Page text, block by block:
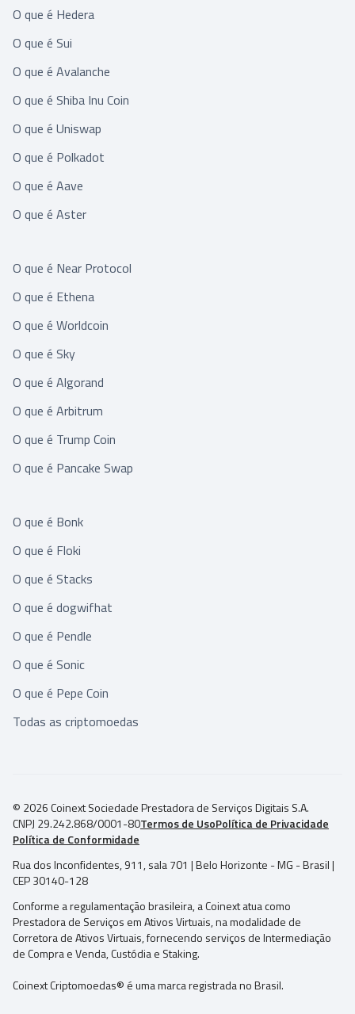
O que é Hedera
O que é Sui
O que é Avalanche
O que é Shiba Inu Coin
O que é Uniswap
O que é Polkadot
O que é Aave
O que é Aster
O que é Near Protocol
O que é Ethena
O que é Worldcoin
O que é Sky
O que é Algorand
O que é Arbitrum
O que é Trump Coin
O que é Pancake Swap
O que é Bonk
O que é Floki
O que é Stacks
O que é dogwifhat
O que é Pendle
O que é Sonic
O que é Pepe Coin
Todas as criptomoedas
© 2026 Coinext Sociedade Prestadora de Serviços Digitais S.A.
CNPJ 29.242.868/0001-80Termos de UsoPolítica de Privacidade
Política de Conformidade
Rua dos Inconfidentes, 911, sala 701 | Belo Horizonte - MG - Brasil |
CEP 30140-128
Conforme a regulamentação brasileira, a Coinext atua como
Prestadora de Serviços em Ativos Virtuais, na modalidade de
Corretora de Ativos Virtuais, fornecendo serviços de Intermediação
de Compra e Venda, Custódia e Staking.
Coinext Criptomoedas® é uma marca registrada no Brasil.